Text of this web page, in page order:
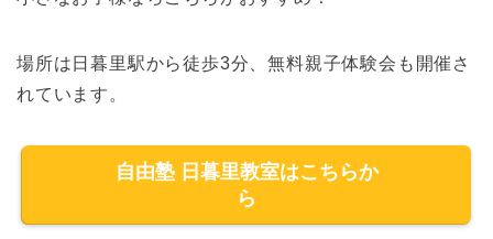
場所は日暮里駅から徒歩3分、無料親子体験会も開催さ
れています。
自由塾 日暮里教室はこちらか
ら